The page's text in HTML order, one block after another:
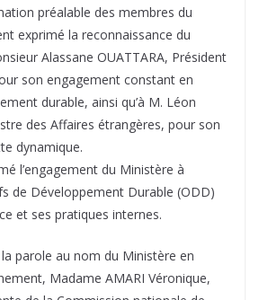
préalable des membres du
exprimé la reconnaissance du
Alassane OUATTARA, Président
son engagement constant en
durable, ainsi qu’à M. Léon
des Affaires étrangères, pour son
dynamique.
l’engagement du Ministère à
de Développement Durable (ODD)
et ses pratiques internes.
parole au nom du Ministère en
Madame AMARI Véronique,